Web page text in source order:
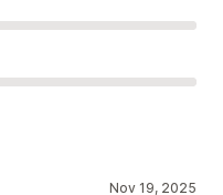
Nov 19, 2025